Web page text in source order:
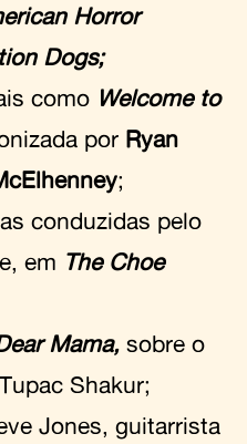
Horror
Dogs;
como Welcome to
por Ryan
;
conduzidas pelo
em The Choe
Mama, sobre o
Shakur;
Jones, guitarrista